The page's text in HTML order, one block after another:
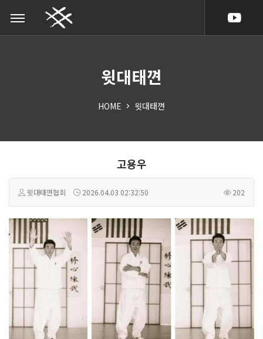
윗대태껸
HOME 윗대태껸
고용우
윗대태껸협회 2026.04.03 02:32:50 202